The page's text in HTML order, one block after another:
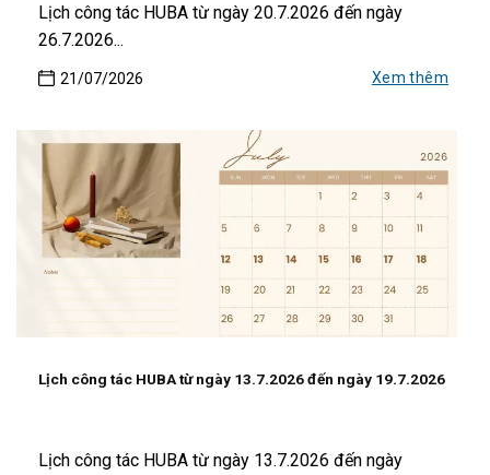
21/07/2026
Lịch công tác HUBA từ ngày 20.7.2026 đến ngày
26.7.2026...
Xem thêm
Lịch công tác HUBA từ ngày 13.7.2026 đến ngày 19.7.2026
Lịch công tác HUBA từ ngày 13.7.2026 đến ngày